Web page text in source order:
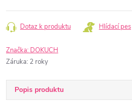
Dotaz k produktu Hlídací pes
Značka: DOKUCH
Záruka: 2 roky
Popis produktu